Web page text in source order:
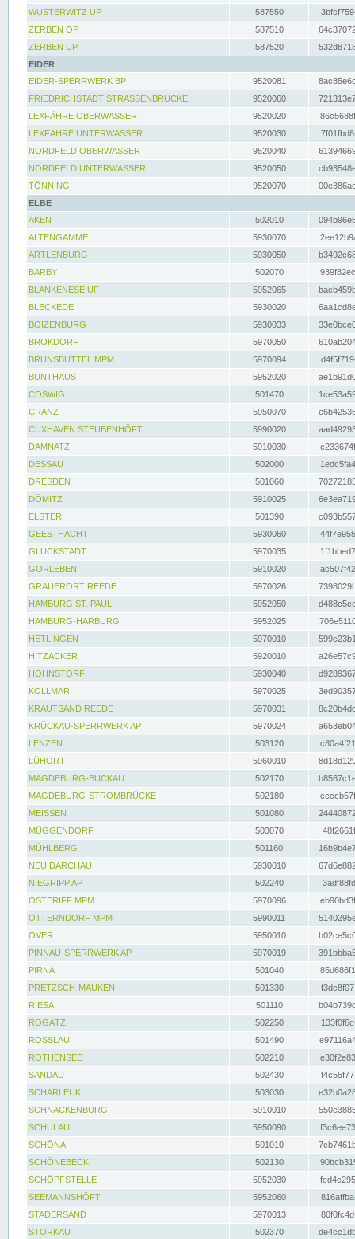
WUSTERWITZ UP
587550
ZERBEN OP
587510
ZERBEN UP
587520
EIDER
EIDER-SPERRWERK BP
9520081
FRIEDRICHSTADT STRASSENBRÜCKE
9520060
LEXFÄHRE OBERWASSER
9520020
LEXFÄHRE UNTERWASSER
9520030
NORDFELD OBERWASSER
9520040
NORDFELD UNTERWASSER
9520050
TÖNNING
9520070
ELBE
AKEN
502010
ALTENGAMME
5930070
ARTLENBURG
5930050
BARBY
502070
BLANKENESE UF
5952065
BLECKEDE
5930020
BOIZENBURG
5930033
BROKDORF
5970050
BRUNSBÜTTEL MPM
5970094
BUNTHAUS
5952020
COSWIG
501470
CRANZ
5950070
CUXHAVEN STEUBENHÖFT
5990020
DAMNATZ
5910030
DESSAU
502000
DRESDEN
501060
DÖMITZ
5910025
ELSTER
501390
GEESTHACHT
5930060
GLÜCKSTADT
5970035
GORLEBEN
5910020
GRAUERORT REEDE
5970026
HAMBURG ST. PAULI
5952050
HAMBURG-HARBURG
5952025
HETLINGEN
5970010
HITZACKER
5920010
HOHNSTORF
5930040
KOLLMAR
5970025
KRAUTSAND REEDE
5970031
KRÜCKAU-SPERRWERK AP
5970024
LENZEN
503120
LÜHORT
5960010
MAGDEBURG-BUCKAU
502170
MAGDEBURG-STROMBRÜCKE
502180
MEISSEN
501080
MÜGGENDORF
503070
MÜHLBERG
501160
NEU DARCHAU
5930010
NIEGRIPP AP
502240
OSTERIFF MPM
5970096
OTTERNDORF MPM
5990011
OVER
5950010
PINNAU-SPERRWERK AP
5970019
PIRNA
501040
PRETZSCH-MAUKEN
501330
RIESA
501110
ROGÄTZ
502250
ROSSLAU
501490
ROTHENSEE
502210
SANDAU
502430
SCHARLEUK
503030
SCHNACKENBURG
5910010
SCHULAU
5950090
SCHÖNA
501010
SCHÖNEBECK
502130
SCHÖPFSTELLE
5952030
SEEMANNSHÖFT
5952060
STADERSAND
5970013
STORKAU
502370